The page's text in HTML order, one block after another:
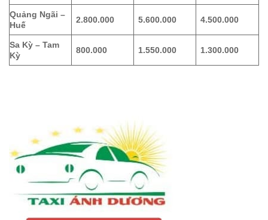
Quảng Ngãi –
Huế
2.800.000 5.600.000 4.500.000
Sa Kỳ – Tam
Kỳ
800.000 1.550.000 1.300.000